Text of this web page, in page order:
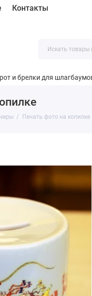
Контакты
и брелки для
Печать фото на копилке